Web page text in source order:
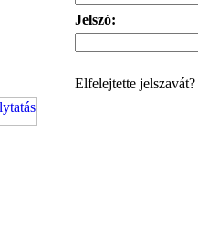
Jelszó:
Elfelejtette jelszavát?